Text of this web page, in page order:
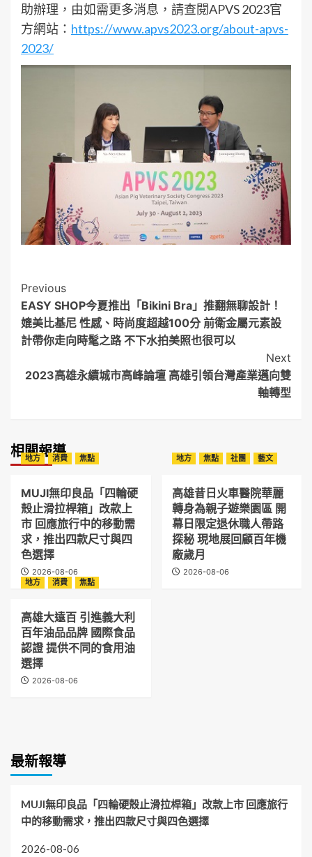
助辦理，由如需更多消息，請查閱APVS 2023官
方網站： https://www.apvs2023.org/about-apvs-
2023/
Post
Navigation
Previous
EASY SHOP今夏推出「Bikini Bra」推翻無聊設計！
媲美比基尼 性感、時尚度超越100分 前衛金屬元素設
計帶你走向時髦之路 不下水拍美照也很可以
Next
2023高雄永續城市高峰論壇 高雄引領台灣產業邁向雙
軸轉型
相關報導
地方 消費 焦點
MUJI無印良品「四輪硬
殼止滑拉桿箱」改款上
市 回應旅行中的移動需
求，推出四款尺寸與四
色選擇
2026-08-06
地方 焦點 社團 藝文
高雄昔日火車醫院華麗
轉身為親子遊樂園區 開
幕日限定退休職人帶路
探秘 現地展回顧百年機
廠歲月
2026-08-06
地方
消費 焦點
高雄大遠百 引進義大利
百年油品品牌 國際食品
認證 提供不同的食用油
選擇
2026-08-06
最新報導
MUJI無印良品「四輪硬殼止滑拉桿箱」改款上市 回應旅行
中的移動需求，推出四款尺寸與四色選擇
2026-08-06